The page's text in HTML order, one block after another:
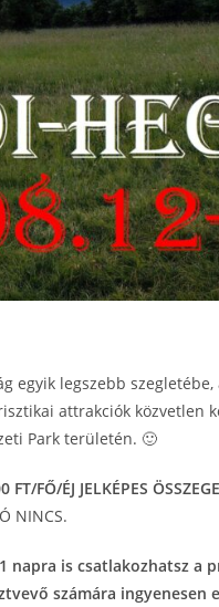
egyik legszebb szegletébe,
attrakciók közvetlen
Park területén. 🙂
FŐ/ÉJ JELKÉPES
NINCS.
is csatlakozhatsz a
számára